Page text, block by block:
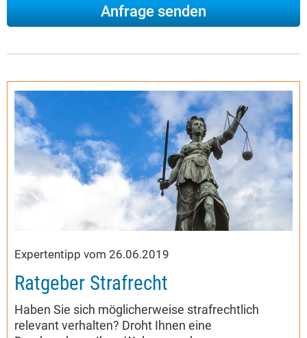
Expertentipp vom 26.06.2019
Ratgeber Strafrecht
Haben Sie sich möglicherweise strafrechtlich
relevant verhalten? Droht Ihnen eine